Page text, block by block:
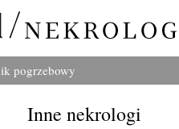
pogrzebowy
Inne nekrologi